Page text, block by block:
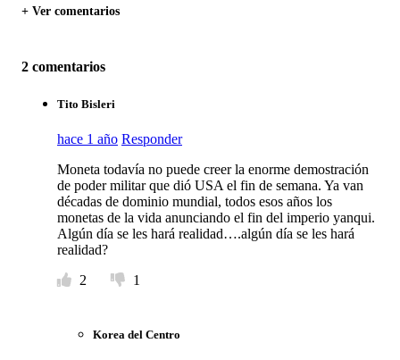
+ Ver comentarios
2 comentarios
Tito Bisleri
hace 1 año Responder
Moneta todavía no puede creer la enorme demostración
de poder militar que dió USA el fin de semana. Ya van
décadas de dominio mundial, todos esos años los
monetas de la vida anunciando el fin del imperio yanqui.
Algún día se les hará realidad….algún día se les hará
realidad?
2
1
Korea del Centro